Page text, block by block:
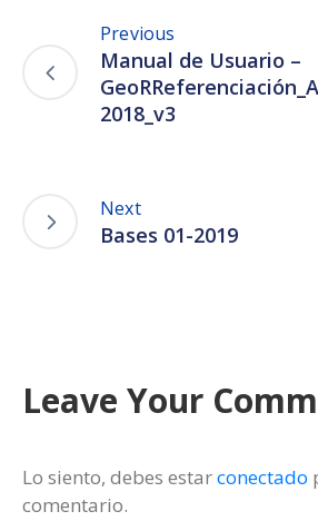
Previous
Manual de Usuario –
2018_v3
Next
Bases 01-2019
Leave Your
Lo siento, debes estarconectado
comentario.